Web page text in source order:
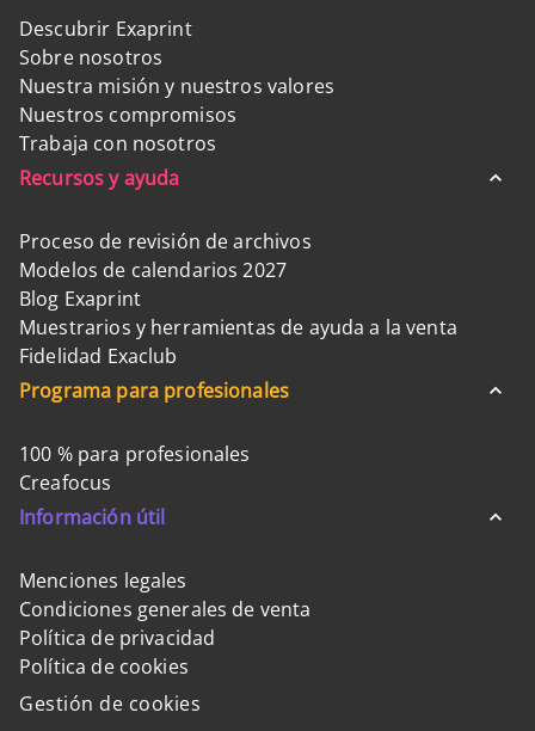
Descubrir Exaprint
Sobre nosotros
Nuestra misión y nuestros valores
Nuestros compromisos
Trabaja con nosotros
Recursos y ayuda
Proceso de revisión de archivos
Modelos de calendarios 2027
Blog Exaprint
Muestrarios y herramientas de ayuda a la venta
Fidelidad Exaclub
Programa para profesionales
100 % para profesionales
Creafocus
Información útil
Menciones legales
Condiciones generales de venta
Política de privacidad
Política de cookies
Gestión de cookies